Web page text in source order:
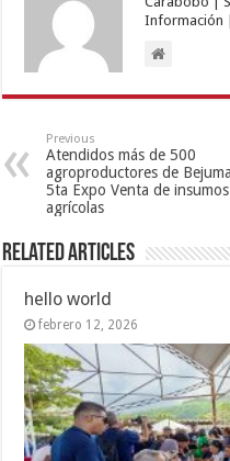
Información
Previous
Atendidos más de 500
agroproductores de
5ta Expo Venta de insumos
agrícolas
Related Articles
hello world
febrero 12, 2026